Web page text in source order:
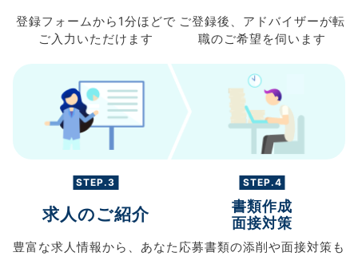
登録フォームから 1分ほどで
ご入力 いただけます
ご登録後、 アドバイザーが転
職のご希望を伺います
STEP.3
求人のご紹介
豊富な求人情報から、 あなた
STEP.4
書類作成
面接対策
応募書類の添削や面接対策も